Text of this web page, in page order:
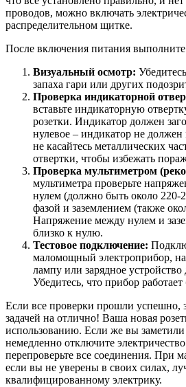
проводов, можно включать
распределительном щитке.
После включения питания
Визуальный осмотр:
запаха гари или других
Проверка индикаторной
вставьте индикаторную
розетки. Индикатор должен
нулевое – индикатор не
не касайтесь металлических
отвертки, чтобы избежать
Проверка мультиметром
мультиметра проверьте
нулем (должно быть около 220-
фазой и заземлением (также
Напряжение между нулем и
близко к нулю.
Тестовое подключение:
маломощный электроприбор,
лампу или зарядное устройство
Убедитесь, что прибор работает
Если все проверки прошли успешно,
задачей на отлично! Ваша новая
использованию. Если же вы
немедленно отключите
перепроверьте все соединения. При
если вы не уверены в своих силах,
квалифицированному электрику.